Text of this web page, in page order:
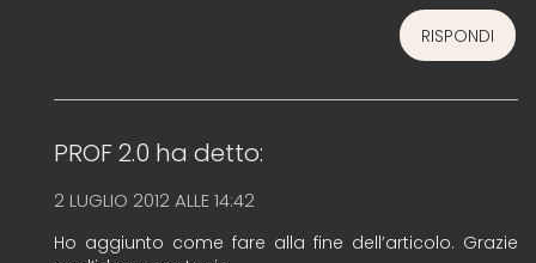
RISPONDI
PROF 2.0 ha detto:
2 LUGLIO 2012 ALLE 14:42
Ho aggiunto come fare alla fine dell’articolo. Grazie